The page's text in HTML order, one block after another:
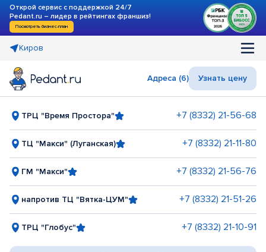
Открой сервис с поддержкой 24/7
Pedant.ru – лидер в рейтингах франшиз!
Посмотреть бизнес-план
Киров
Адреса (6) Узнать цену
ТРЦ "Время Простора" +7 (8332) 21-56-68
ТЦ "Макси" (Луганская) +7 (8332) 21-11-80
ГМ "Макси" +7 (8332) 21-56-76
напротив ТЦ "Вятка-ЦУМ" +7 (8332) 21-51-26
ТРЦ "Глобус" +7 (8332) 21-10-91